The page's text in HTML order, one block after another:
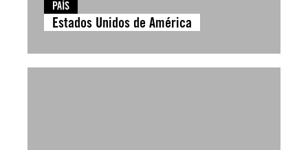
PAÍS
Estados Unidos de América